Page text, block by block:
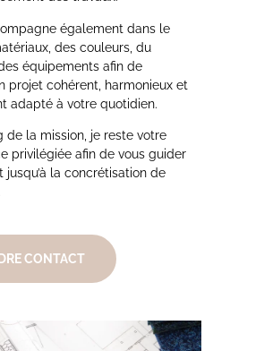
également dans le
des couleurs, du
équipements afin de
projet cohérent, harmonieux et
adapté à votre quotidien.
de la mission, je reste votre
privilégiée afin de vous guider
jusqu’à la concrétisation de
CONTACT